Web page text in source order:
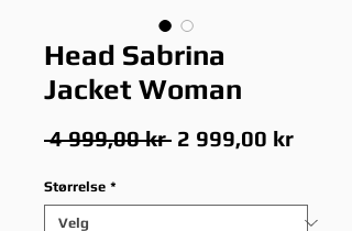
Head Sabrina
Jacket Woman
4 999,00 kr Vanlig
2 999,00 kr
Størrelse *